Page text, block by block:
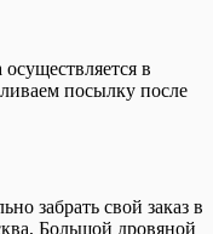
осуществляется в
посылку после
забрать свой заказ в
Большой дровяной